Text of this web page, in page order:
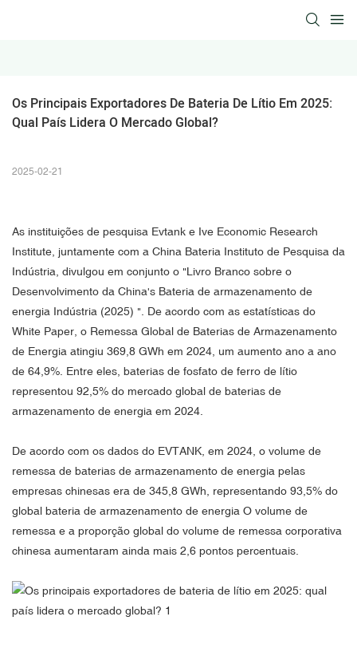
Os Principais Exportadores De Bateria De Lítio Em 2025:
Qual País Lidera O Mercado Global?
2025-02-21
As instituições de pesquisa Evtank e Ive Economic Research
Institute, juntamente com a China Bateria Instituto de Pesquisa da
Indústria, divulgou em conjunto o "Livro Branco sobre o
Desenvolvimento da China's Bateria de armazenamento de
energia Indústria (2025) ". De acordo com as estatísticas do
White Paper, o Remessa Global de Baterias de Armazenamento
de Energia atingiu 369,8 GWh em 2024, um aumento ano a ano
de 64,9%. Entre eles, baterias de fosfato de ferro de lítio
representou 92,5% do mercado global de baterias de
armazenamento de energia em 2024.
De acordo com os dados do EVTANK, em 2024, o volume de
remessa de baterias de armazenamento de energia pelas
empresas chinesas era de 345,8 GWh, representando 93,5% do
global bateria de armazenamento de energia O volume de
remessa e a proporção global do volume de remessa corporativa
chinesa aumentaram ainda mais 2,6 pontos percentuais.